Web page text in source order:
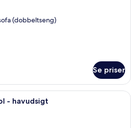
(dobbeltseng)
Se priser
Et moderne hotelværelse med en
- havudsigt